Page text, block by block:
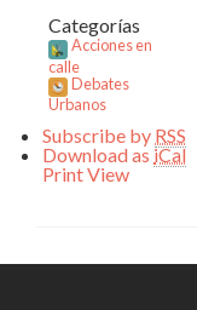
Categorías
Acciones en
calle
Debates
Urbanos
Subscribe by RSS
Download as iCal
PrintView